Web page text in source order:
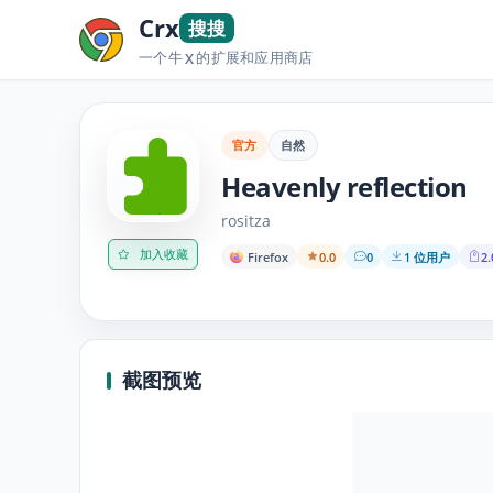
Crx 搜搜
一个牛X的扩展和应用商店
加入收藏
官方 自然
Heavenly reflection
rositza
Firefox 0.0 0 1 位用户
截图预览